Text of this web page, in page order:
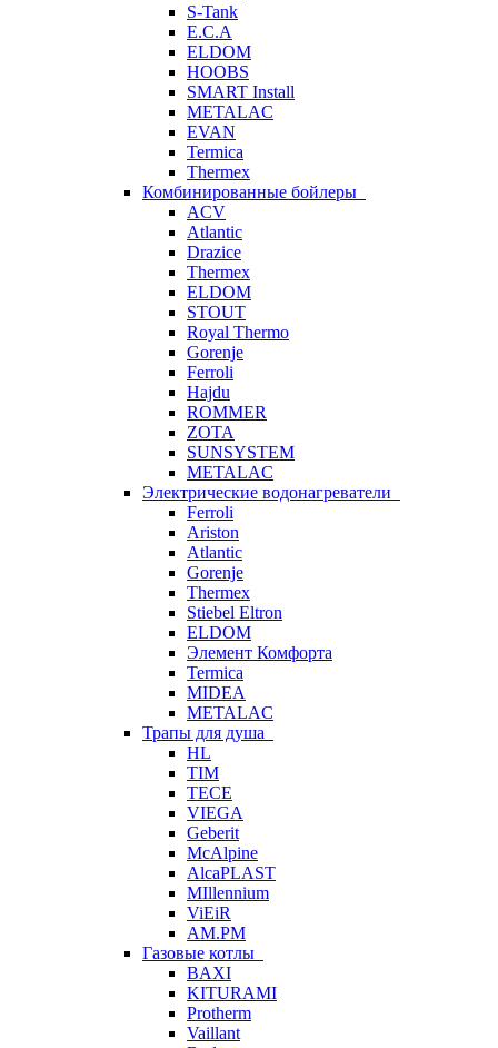
S-Tank
E.C.A
ELDOM
HOOBS
SMART Install
METALAC
EVAN
Termica
Thermex
Комбинированные бойлеры
ACV
Atlantic
Drazice
Thermex
ELDOM
STOUT
Royal Thermo
Gorenje
Ferroli
Hajdu
ROMMER
ZOTA
SUNSYSTEM
METALAC
Электрические водонагреватели
Ferroli
Ariston
Atlantic
Gorenje
Thermex
Stiebel Eltron
ELDOM
Элемент Комфорта
Termica
MIDEA
METALAC
Трапы для душа
HL
TIM
TECE
VIEGA
Geberit
McAlpine
AlcaPLAST
MIllennium
ViEiR
AM.PM
Газовые котлы
BAXI
KITURAMI
Protherm
Vaillant